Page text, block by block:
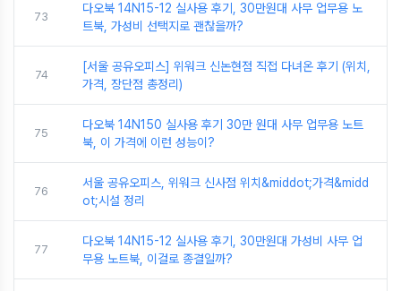
73
다오북 14N15-12 실사용 후기, 30만원대 사무 업무용 노
트북, 가성비 선택지로 괜찮을까?
74
[서울 공유오피스] 위워크 신논현점 직접 다녀온 후기 (위치,
가격, 장단점 총정리)
75
다오북 14N150 실사용 후기 30만 원대 사무 업무용 노트
북, 이 가격에 이런 성능이?
76
서울 공유오피스, 위워크 신사점 위치&middot;가격&midd
ot;시설 정리
77
다오북 14N15-12 실사용 후기, 30만원대 가성비 사무 업
무용 노트북, 이걸로 종결일까?